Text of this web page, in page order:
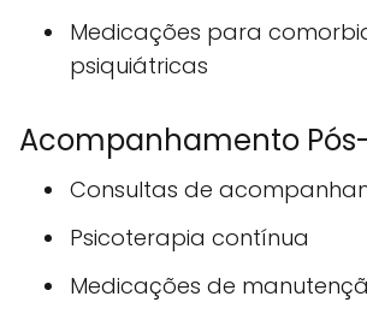
Medicações para
psiquiátricas
Acompanhamento
Consultas de
Psicoterapia contínua
Medicações de